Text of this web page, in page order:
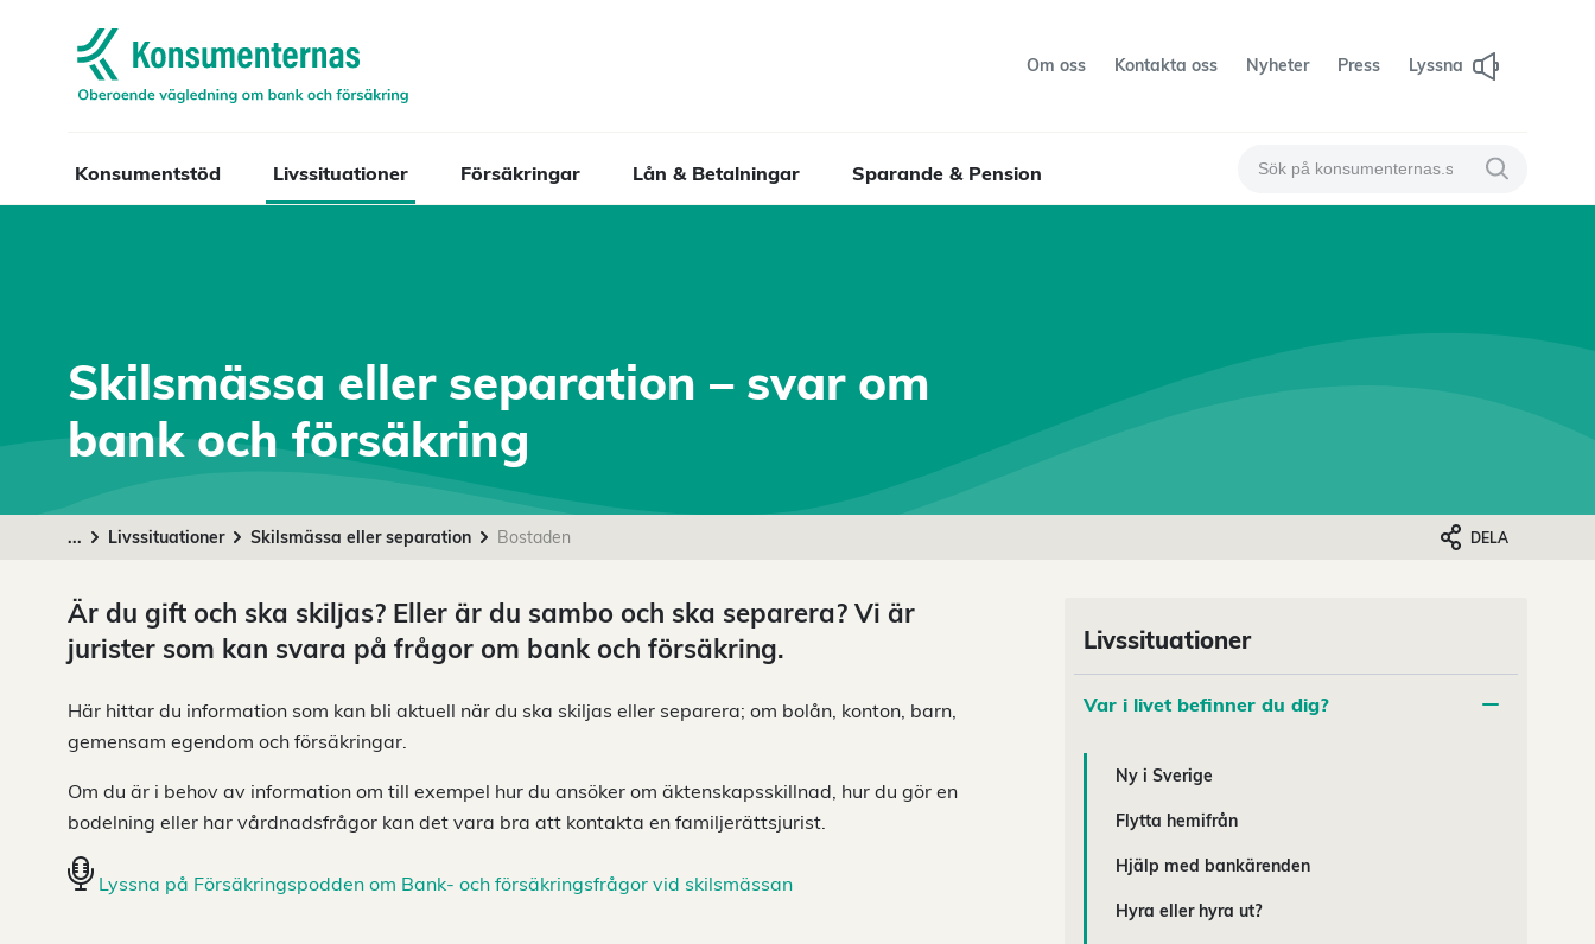
Navigera till startsidan
Om oss Kontakta oss Nyheter Press Lyssna
Konsumentstöd Livssituationer Försäkringar Lån & Betalningar Sparande & Pension
Sök på konsumenternas Sök på
Skilsmässa eller separation – svar om
bank och försäkring
... Livssituationer Skilsmässa eller separation Bostaden DELA
Är du gift och ska skiljas? Eller är du sambo och ska separera? Vi är
jurister som kan svara på frågor om bank och försäkring.
Här hittar du information som kan bli aktuell när du ska skiljas eller separera; om bolån, konton, barn,
gemensam egendom och försäkringar.
Om du är i behov av information om till exempel hur du ansöker om äktenskapsskillnad, hur du gör en
bodelning eller har vårdnadsfrågor kan det vara bra att kontakta en familjerättsjurist.
Lyssna på Försäkringspodden om Bank- och försäkringsfrågor vid skilsmässan
Livssituationer
Var i livet befinner du dig?
Ny i Sverige
Flytta hemifrån
Hjälp med bankärenden
Hyra eller hyra ut?